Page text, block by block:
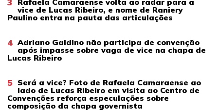
vice de Lucas Ribeiro, e nome de Raniery
Paulino entra na pauta das articulações
4 Adriano Galdino não participa de convenção
após impasse sobre vaga de vice na chapa de
Lucas Ribeiro
5 Será a vice? Foto de Rafaela Camaraense ao
lado de Lucas Ribeiro em visita ao Centro de
Convenções reforça especulações sobre
composição da chapa governista